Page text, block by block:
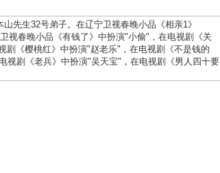
先生32号弟子。在辽宁卫视春晚小品《相亲1》
视春晚小品《有钱了》中扮演"小偷"，在电视剧《关
剧《樱桃红》中扮演"赵老乐"，在电视剧《不是钱的
视剧《老兵》中扮演"吴天宝"，在电视剧《男人四十要